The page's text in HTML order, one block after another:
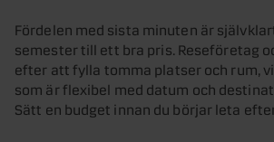
Fördelen med sista minuten är
semester till ett bra pris. Reseföretag
efter att fylla tomma platser och rum,
som är flexibel med datum och
Sätt en budget innan du börjar leta